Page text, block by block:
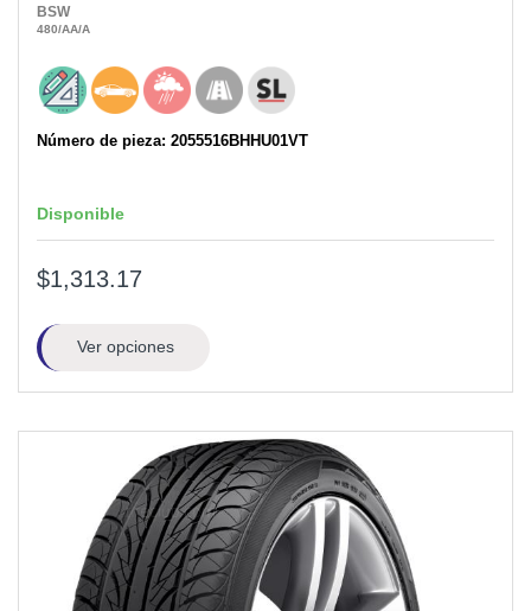
BSW
480/AA/A
Número de pieza: 2055516BHHU01VT
Disponible
$1,313.17
Ver opciones